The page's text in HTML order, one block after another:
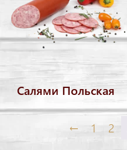
Салями Польская
← 1 2